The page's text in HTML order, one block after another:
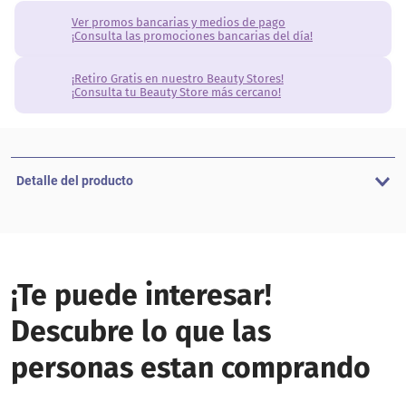
Ver promos bancarias y medios de pago
¡Consulta las promociones bancarias del día!
¡Retiro Gratis en nuestro Beauty Stores!
¡Consulta tu Beauty Store más cercano!
Detalle del producto
¡Te puede interesar!
Descubre lo que las
personas estan comprando